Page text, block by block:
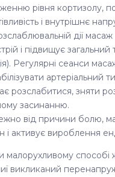
рівня кортизолу,
і внутрішнє
дії
і підвищує загальний
Регулярні сеанси
артеріальний
розслабитися, зняти
засинанню.
від причини болю,
і активує вироблення
способі
викликаний